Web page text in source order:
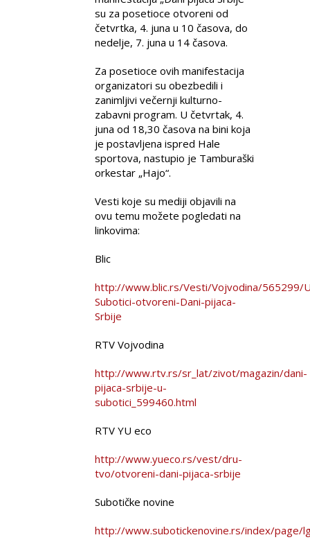
su za posetioce otvoreni od
četvrtka, 4. juna u 10 časova, do
nedelje, 7. juna u 14 časova.
Za posetioce ovih manifestacija
organizatori su obezbedili i
zanimljivi večernji kulturno-
zabavni program. U četvrtak, 4.
juna od 18,30 časova na bini koja
je postavljena ispred Hale
sportova, nastupio je Tamburaški
orkestar „Hajo“.
Vesti koje su mediji objavili na
ovu temu možete pogledati na
linkovima:
Blic
http://www.blic.rs/Vesti/Vojvodina/565299/
Subotici-otvoreni-Dani-pijaca-
Srbije
RTV Vojvodina
http://www.rtv.rs/sr_lat/zivot/magazin/dani-
pijaca-srbije-u-
subotici_599460.html
RTV YU eco
http://www.yueco.rs/vest/dru-
tvo/otvoreni-dani-pijaca-srbije
Subotičke novine
http://www.subotickenovine.rs/index/page/